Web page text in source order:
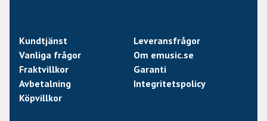
Kundtjänst
Leveransfrågor
Vanliga frågor
Om emusic.se
Fraktvillkor
Garanti
Avbetalning
Integritetspolicy
Köpvillkor